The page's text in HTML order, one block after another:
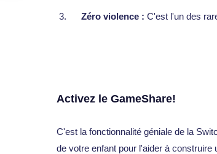
Zéro violence : C'est l'un des
Activez le GameShare!
C'est la fonctionnalité géniale de la
de votre enfant pour l'aider à